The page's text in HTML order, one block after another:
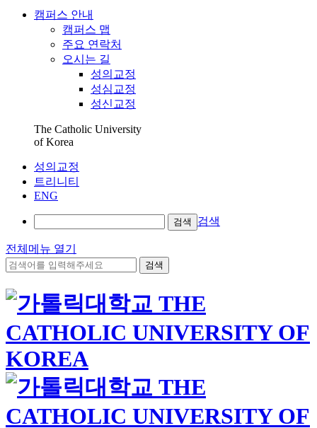
캠퍼스 안내
캠퍼스 맵
주요 연락처
오시는 길
성의교정
성심교정
성신교정
The Catholic University
of Korea
성의교정
트리니티
ENG
검색 검색
전체메뉴 열기
검색